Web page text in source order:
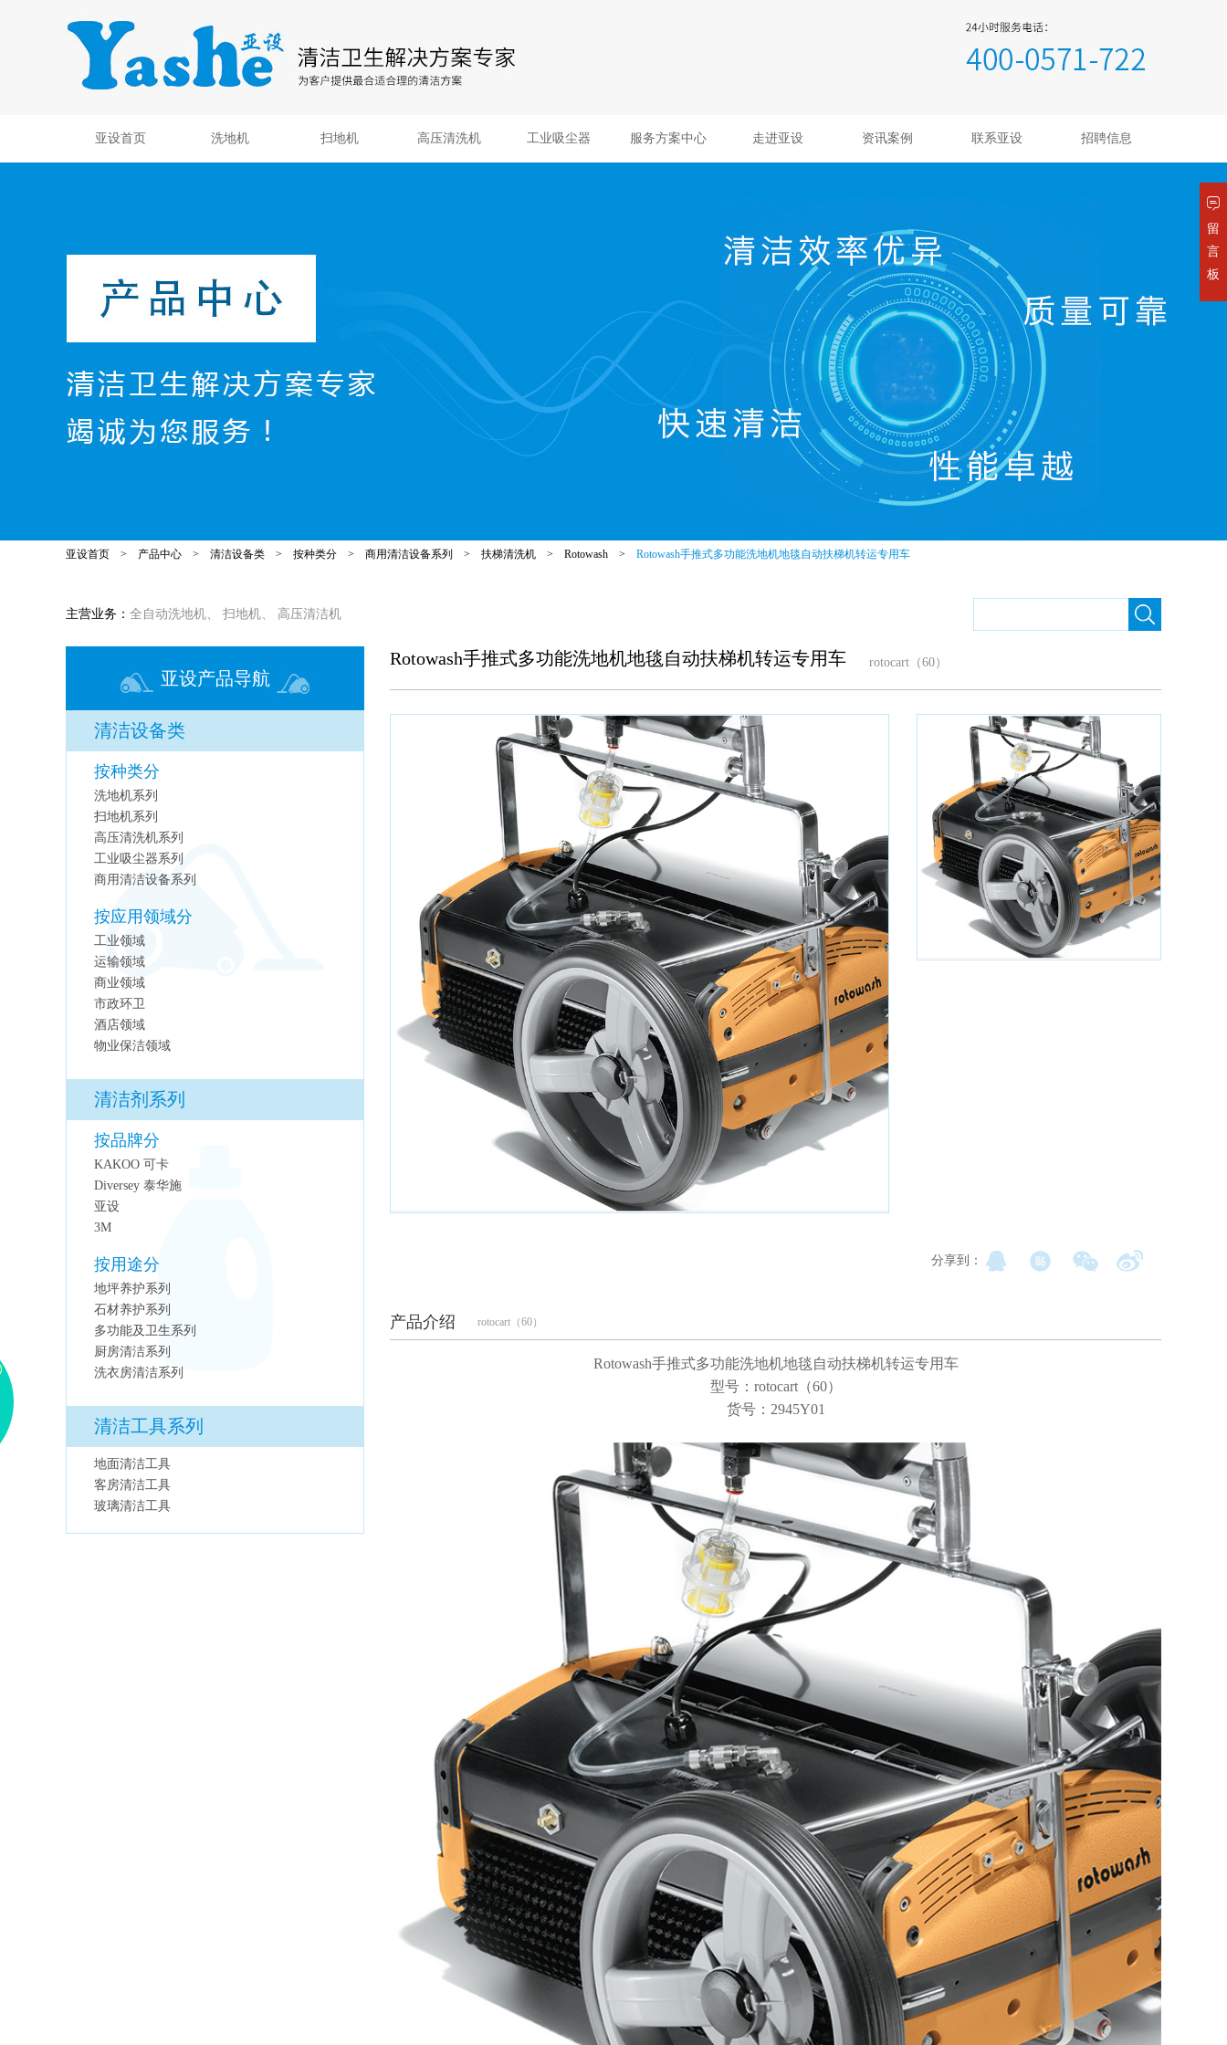
亚设首页 洗地机 扫地机 高压清洗机 工业吸尘器 服务方案中心 走进亚设 资讯案例 联系亚设 招聘信息
亚设首页 > 产品中心 > 清洁设备类 > 按种类分 > 商用清洁设备系列 > 扶梯清洗机 > Rotowash > Rotowash手推式多功能洗地机地毯自动扶梯机转运专用车
主营业务： 全自动洗地机、 扫地机、 高压清洁机
亚设产品导航
清洁设备类
按种类分
洗地机系列
扫地机系列
高压清洗机系列
工业吸尘器系列
商用清洁设备系列
按应用领域分
工业领域
运输领域
商业领域
市政环卫
酒店领域
物业保洁领域
清洁剂系列
按品牌分
KAKOO 可卡
Diversey 泰华施
亚设
3M
按用途分
地坪养护系列
石材养护系列
多功能及卫生系列
厨房清洁系列
洗衣房清洁系列
清洁工具系列
地面清洁工具
客房清洁工具
玻璃清洁工具
Rotowash手推式多功能洗地机地毯自动扶梯机转运专用车 rotocart（60）
分享到：
产品介绍 rotocart（60）
Rotowash手推式多功能洗地机地毯自动扶梯机转运专用车
型号：rotocart（60）
货号：2945Y01
留
言
板